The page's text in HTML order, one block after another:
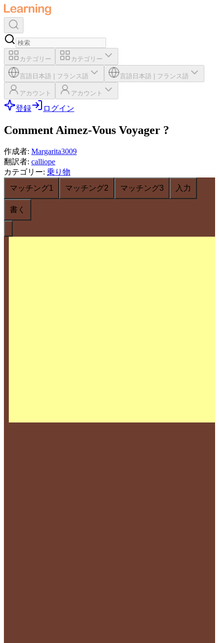
カテゴリー カテゴリー
言語 日本語 フランス語 言語 日本語 フランス語
アカウント アカウント
登録 ログイン
Comment Aimez-Vous Voyager ?
作成者: Margarita3009
翻訳者: calliope
カテゴリー: 乗り物
マッチング1
マッチング2 マッチング3 入力
書く